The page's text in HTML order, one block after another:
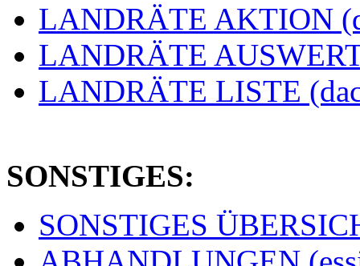
LANDRÄTE AKTION
LANDRÄTE
LANDRÄTE LISTE
SONSTIGES:
SONSTIGES